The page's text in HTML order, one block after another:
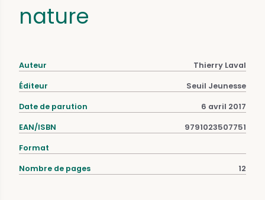
nature
Auteur Thierry Laval
Éditeur Seuil Jeunesse
Date de parution 6 avril 2017
EAN/ISBN 9791023507751
Format
Nombre de pages 12